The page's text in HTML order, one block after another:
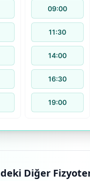
09:00
11:30
14:00
16:30
19:00
Diğer